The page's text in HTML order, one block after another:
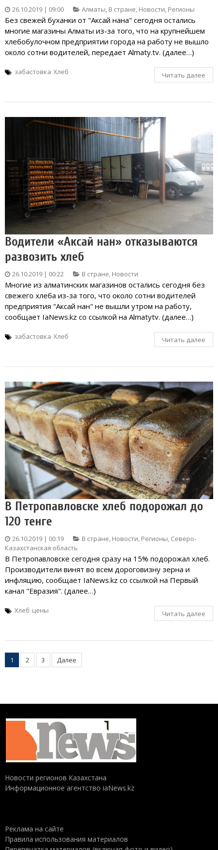
26.10.2019 | 09:00 Алматы В стране Новости Регионы
Без свежей буханки от "Аксай нана" сегодня остались
многие магазины Алматы из-за того, что на крупнейшем
хлебобулочном предприятии города на работу не вышло
около сотни водителей, передает Almaty.tv. (далее…)
забастовка Хлеб Читать далее
Водители «Аксай нан» отказываются
развозить хлеб
26.10.2019 | 00:22 В стране, Новости
Многие из алматинских магазинов остались сегодня без
свежего хлеба из-за того, что около сотни водителей
предприятия "Аксай нан" не вышли утром на работу,
сообщает IaNews.kz со ссылкой на Almatytv. (далее…)
забастовка Хлеб Читать далее
В Петропавловске хлеб подорожал до
120 тенге
26.10.2019 | 00:19 В стране, Новости, Регионы, Северо-
Казахстанская область
В Петропавловске сегодня сразу на 15% подорожал хлеб.
Производители винят во всем дороговизну зерна и
инфляцию, сообщает IaNews.kz со ссылкой на Первый
канал "Евразия". (далее…)
Хлеб цены Читать далее
Пагинация
1 2 3 Далее
Новости регионов Казахстана
Информационное агентство iaNews.kz
Реклама на сайте
Правила использования материалов